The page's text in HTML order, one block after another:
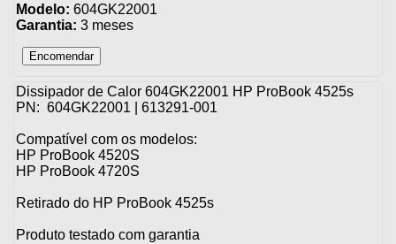
Modelo: 604GK22001
Garantia: 3 meses
Dissipador de Calor 604GK22001 HP ProBook 4525s
PN: 604GK22001 | 613291-001
Compatível com os modelos:
HP ProBook 4520S
HP ProBook 4720S
Retirado do HP ProBook 4525s
Produto testado com garantia